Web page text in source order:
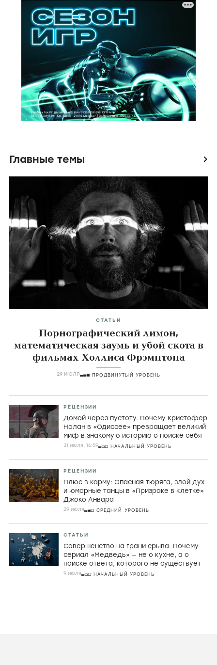
Главные темы icon
СТАТЬИ
Порнографический лимон,
математическая заумь и убой скота в
фильмах Холлиса Фрэмптона
29 ИЮЛЯ ПРОДВИНУТЫЙ УРОВЕНЬ
РЕЦЕНЗИИ
Домой через пустоту. Почему Кристофер
Нолан в «Одиссее» превращает великий
миф в знакомую историю о поиске себя
31 июля, 16:59 НАЧАЛЬНЫЙ УРОВЕНЬ
РЕЦЕНЗИИ
Плюс в карму: Опасная тюряга, злой дух
и юморные танцы в «Призраке в клетке»
Джоко Анвара
29 июля СРЕДНИЙ УРОВЕНЬ
СТАТЬИ
Совершенство на грани срыва. Почему
сериал «Медведь» — не о кухне, а о
поиске ответа, которого не существует
9 июля НАЧАЛЬНЫЙ УРОВЕНЬ